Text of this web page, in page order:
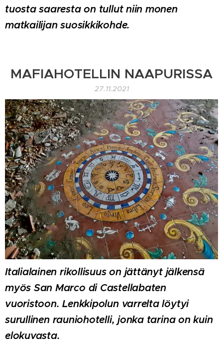
tuosta saaresta on tullut niin monen
matkailijan suosikkikohde.
MAFIAHOTELLIN NAAPURISSA
27.11.2021
Italialainen rikollisuus on jättänyt jälkensä
myös San Marco di Castellabaten
vuoristoon. Lenkkipolun varrelta löytyi
surullinen rauniohotelli, jonka tarina on kuin
elokuvasta.